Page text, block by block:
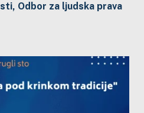
Odbor za ljudska prava